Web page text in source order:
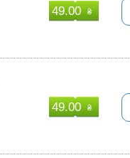
49.00 ₴
49.00 ₴